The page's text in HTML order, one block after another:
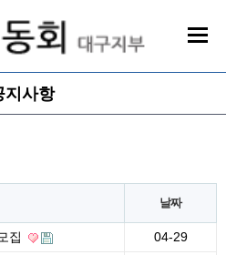
지사항
날짜
집
04-29